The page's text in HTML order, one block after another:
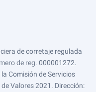
de corretaje regulada
de reg. 000001272.
Comisión de Servicios
Valores 2021. Dirección: